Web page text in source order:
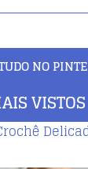
NO
VISTOS